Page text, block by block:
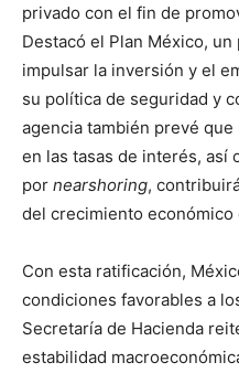
privado con el fin de
Destacó el Plan México,
impulsar la inversión y el
su política de seguridad y
agencia también prevé
en las tasas de interés, así
por nearshoring,
del crecimiento económico
Con esta ratificación,
condiciones favorables a
Secretaría de Hacienda
estabilidad